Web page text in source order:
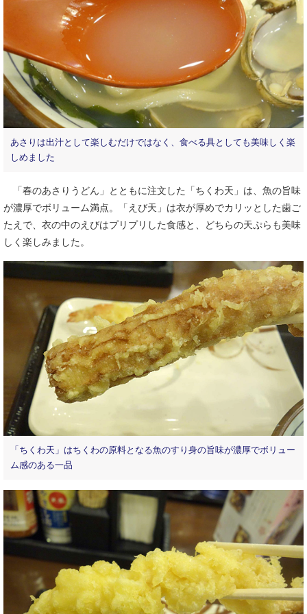
あさりは出汁として楽しむだけではなく、食べる具としても美味しく楽
しめました
「春のあさりうどん」とともに注文した「ちくわ天」は、魚の旨味
が濃厚でボリューム満点。「えび天」は衣が厚めでカリッとした歯ご
たえで、衣の中のえびはプリプリした食感と、どちらの天ぷらも美味
しく楽しみました。
「ちくわ天」はちくわの原料となる魚のすり身の旨味が濃厚でボリュー
ム感のある一品